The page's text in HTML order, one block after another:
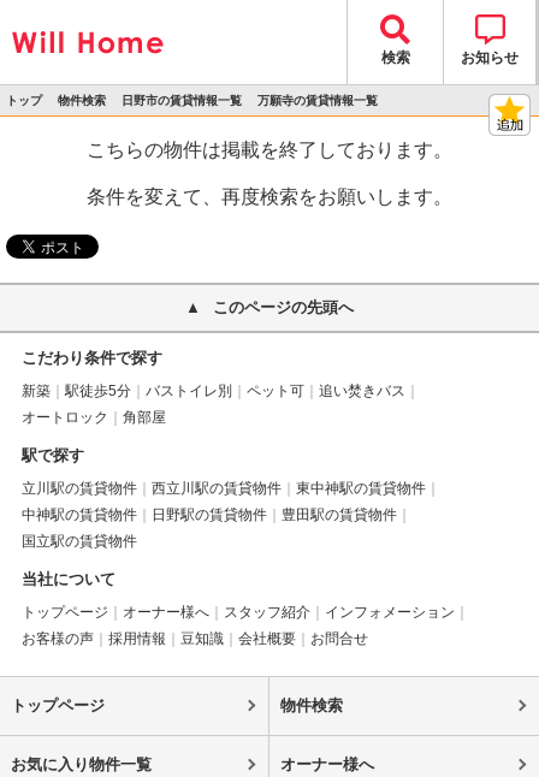
検索 お知らせ
トップ 物件検索 日野市の賃貸情報一覧 万願寺の賃貸情報一覧
こちらの物件は掲載を終了しております。
条件を変えて、再度検索をお願いします。
このページの先頭へ
こだわり条件で探す
新築 駅徒歩5分 バストイレ別 ペット可
追い焚きバス
オートロック
角部屋
駅で探す
立川駅の賃貸物件 西立川駅の賃貸物件
東中神駅の賃貸物件
中神駅の賃貸物件
日野駅の賃貸物件
豊田駅の賃貸物件
国立駅の賃貸物件
当社について
トップページ オーナー様へ スタッフ紹介
インフォメーション
お客様の声
採用情報 豆知識 会社概要 お問合せ
トップページ 物件検索
お気に入り物件一覧 オーナー様へ